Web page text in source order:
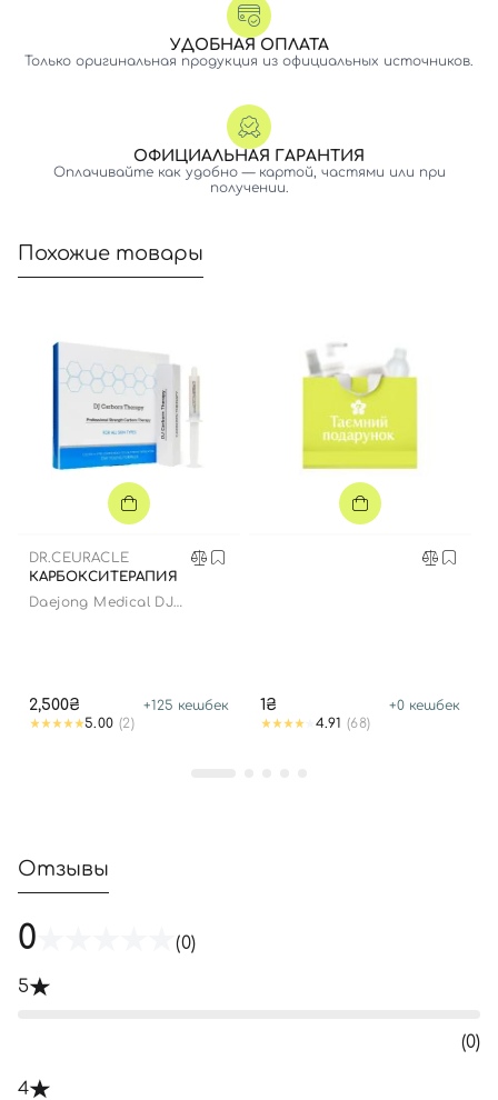
УДОБНАЯ ОПЛАТА
Только оригинальная продукция из официальных источников.
ОФИЦИАЛЬНАЯ ГАРАНТИЯ
Оплачивайте как удобно — картой, частями или при
получении.
Похожие товары
DR.CEURACLE
КАРБОКСИТЕРАПИЯ
Daejong Medical DJ
2,500₴ +125 кешбек
5.00 (2)
1₴ +0 кешбек
4.91 (68)
Отзывы
0 (0)
5
(0)
4
Вход
Отправляя форму для авторизации/регистрации, вы
принимаете условия
Пользовательские соглашения